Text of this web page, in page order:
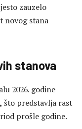
zauzelo
novog stana
stanova
2026. godine
što predstavlja rast
prošle godine.